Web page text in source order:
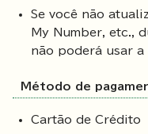
Se você não
My Number, etc.,
não poderá usar
Método de
Cartão de Crédito